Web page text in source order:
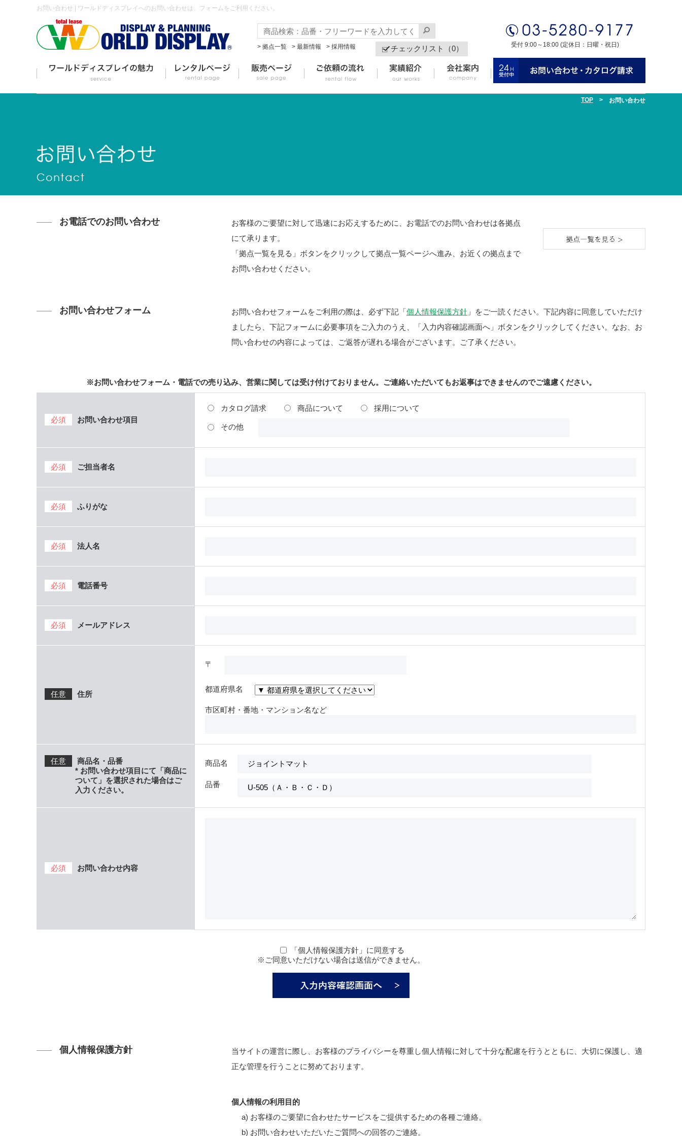
お問い合わせ | ワールドディスプレイへのお問い合わせは、フォームをご利用ください。
> 拠点一覧 > 最新情報 > 採用情報 チェックリスト（0） 受付 9:00～18:00 (定休日：日曜・祝日)
TOP > お問い合わせ
お電話でのお問い合わせ
お客様のご要望に対して迅速にお応えするために、お電話でのお問い合わせは各拠点
にて承ります。
「拠点一覧を見る」ボタンをクリックして拠点一覧ページへ進み、お近くの拠点まで
お問い合わせください。
お問い合わせフォーム お問い合わせフォームをご利用の際は、必ず下記「個人情報保護方針 」をご一読ください。下記内容に同意していただけ
ましたら、下記フォームに必要事項をご入力のうえ、「入力内容確認画面へ」ボタンをクリックしてください。なお、お
問い合わせの内容によっては、ご返答が遅れる場合がございます。ご了承ください。
※お問い合わせフォーム・電話での売り込み、営業に関しては受け付けておりません。ご連絡いただいてもお返事はできませんのでご遠慮ください。
必須 お問い合わせ項目
カタログ請求 商品について 採用について
その他
必須 ご担当者名
必須 ふりがな
必須 法人名
必須 電話番号
必須 メールアドレス
任意 住所
〒
都道府県名
市区町村・番地・マンション名など
任意
商品名・品番
* お問い合わせ項目にて「商品に
ついて」を選択された場合はご
入力ください。
商品名
品番
必須 お問い合わせ内容
「個人情報保護方針」に同意する
※ご同意いただけない場合は送信ができません。
個人情報保護方針
当サイトの運営に際し、お客様のプライバシーを尊重し個人情報に対して十分な配慮を行うとともに、大切に保護し、適
正な管理を行うことに努めております。
個人情報の利用目的
a) お客様のご要望に合わせたサービスをご提供するための各種ご連絡。
b) お問い合わせいただいたご質問への回答のご連絡。